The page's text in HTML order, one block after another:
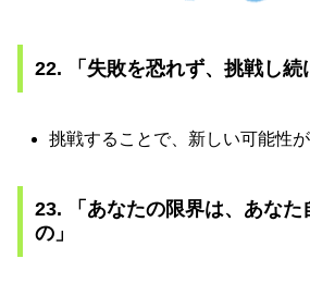
22. 「失敗を恐れず、挑戦し続
挑戦することで、新しい可能性が
23. 「あなたの限界は、あなた
の」